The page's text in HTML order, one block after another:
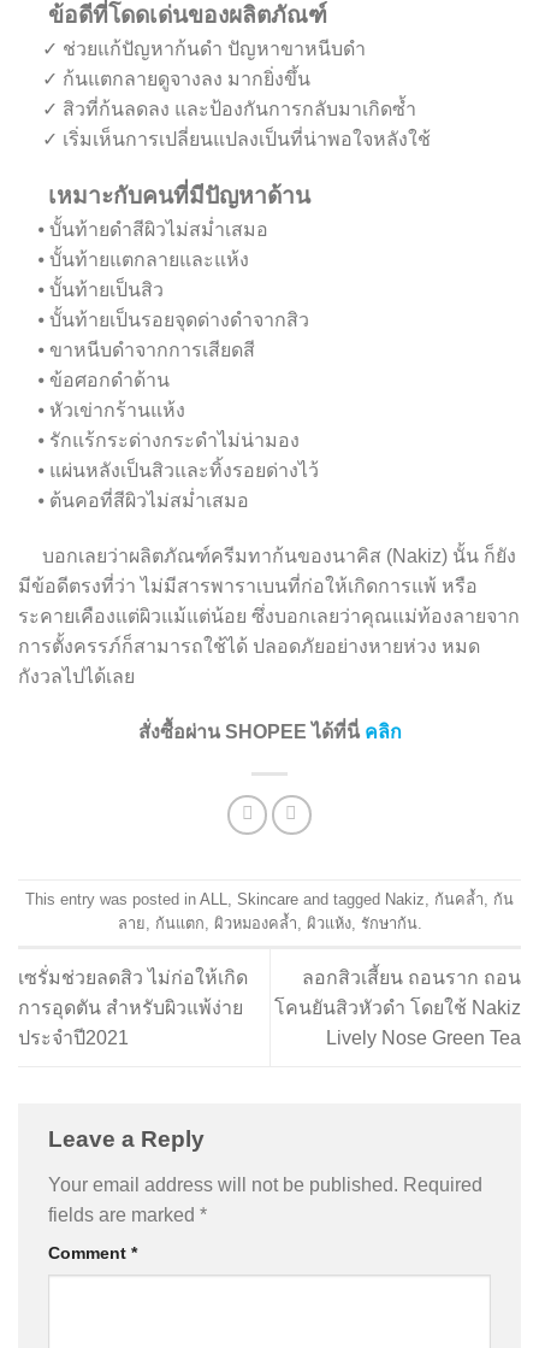
ข้อดีที่โดดเด่นของผลิตภัณฑ์
✓ ช่วยแก้ปัญหาก้นดำ ปัญหาขาหนีบดำ
✓ ก้นแตกลายดูจางลง มากยิ่งขึ้น
✓ สิวที่ก้นลดลง และป้องกันการกลับมาเกิดซ้ำ
✓ เริ่มเห็นการเปลี่ยนแปลงเป็นที่น่าพอใจหลังใช้
เหมาะกับคนที่มีปัญหาด้าน
⦁ บั้นท้ายดำสีผิวไม่สม่ำเสมอ
⦁ บั้นท้ายแตกลายและแห้ง
⦁ บั้นท้ายเป็นสิว
⦁ บั้นท้ายเป็นรอยจุดด่างดำจากสิว
⦁ ขาหนีบดำจากการเสียดสี
⦁ ข้อศอกดำด้าน
⦁ หัวเข่ากร้านแห้ง
⦁ รักแร้กระด่างกระดำไม่น่ามอง
⦁ แผ่นหลังเป็นสิวและทิ้งรอยด่างไว้
⦁ ต้นคอที่สีผิวไม่สม่ำเสมอ
บอกเลยว่าผลิตภัณฑ์ครีมทาก้นของนาคิส (Nakiz) นั้น ก็ยัง
มีข้อดีตรงที่ว่า ไม่มีสารพาราเบนที่ก่อให้เกิดการแพ้ หรือ
ระคายเคืองแต่ผิวแม้แต่น้อย ซึ่งบอกเลยว่าคุณแม่ท้องลายจาก
การตั้งครรภ์ก็สามารถใช้ได้ ปลอดภัยอย่างหายห่วง หมด
กังวลไปได้เลย
สั่งซื้อผ่าน SHOPEE ได้ที่นี่ คลิก
This entry was posted in ALL, Skincare and tagged Nakiz, ก้นคล้ำ, ก้น
ลาย, ก้นแตก, ผิวหมองคล้ำ, ผิวแห้ง, รักษาก้น.
เซรั่มช่วยลดสิว ไม่ก่อให้เกิด
การอุดตัน สำหรับผิวแพ้ง่าย
ประจำปี2021
ลอกสิวเสี้ยน ถอนราก ถอน
โคนยันสิวหัวดำ โดยใช้ Nakiz
Lively Nose Green Tea
Leave a Reply
Your email address will not be published. Required
fields are marked *
Comment *